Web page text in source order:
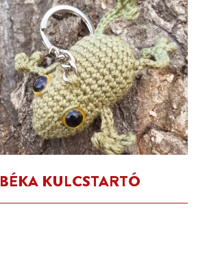
BÉKA KULCSTARTÓ